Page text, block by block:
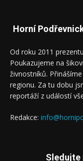
Horní
Od roku 2011
Poukazujeme na
živnostníků.
regionu. Za tu dobu
reportáží z událostí
Redakce:
Sledujte